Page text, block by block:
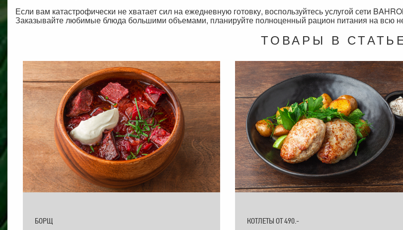
Если вам катастрофически не хватает сил на ежедневную готовку, воспользуйтесь услугой сети
Заказывайте любимые блюда большими объемами, планируйте полноценный рацион питания на всю
ТОВАРЫ В
БОРЩ КОТЛЕТЫ ОТ 490.-